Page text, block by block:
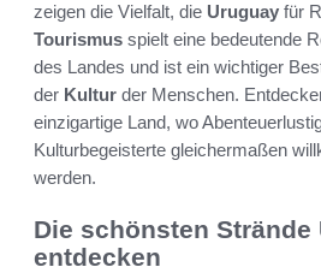
zeigen die Vielfalt, die Uruguay für
Tourismus spielt eine bedeutende
des Landes und ist ein wichtiger
der Kultur der Menschen.
einzigartige Land, wo
Kulturbegeisterte gleichermaßen
werden.
Die schönsten Strände
entdecken